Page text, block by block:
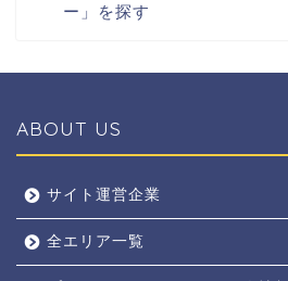
ー」を探す
ABOUT US
サイト運営企業
全エリア一覧